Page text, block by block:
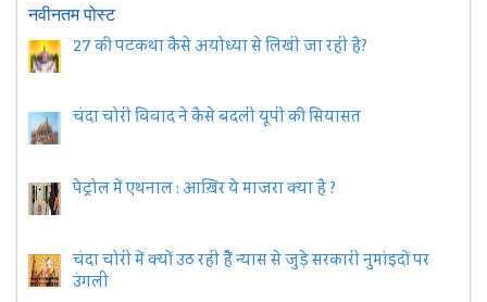
नवीनतम पोस्ट
27 की पटकथा कैसे अयोध्या से लिखी जा रही है?
चंदा चोरी विवाद ने कैसे बदली यूपी की सियासत
पेट्रोल में एथनाल : आख़िर ये माजरा क्या है ?
चंदा चोरी में क्यों उठ रही हैैं न्यास से जुड़े सरकारी नुमांइदों पर
उंगली